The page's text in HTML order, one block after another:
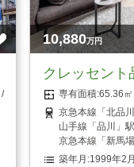
10,880万円
クレッセント
65.36
京急本線「北品
山手線「品川」
京急本線「新馬
1999年2